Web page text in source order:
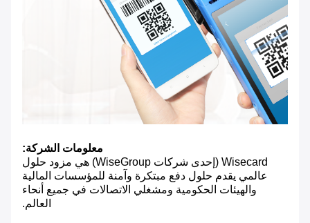
معلومات الشركة:
Wisecard (إحدى شركات WiseGroup) هي مزود حلول
عالمي يقدم حلول دفع مبتكرة وآمنة للمؤسسات المالية
والهيئات الحكومية ومشغلي الاتصالات في جميع أنحاء
العالم.